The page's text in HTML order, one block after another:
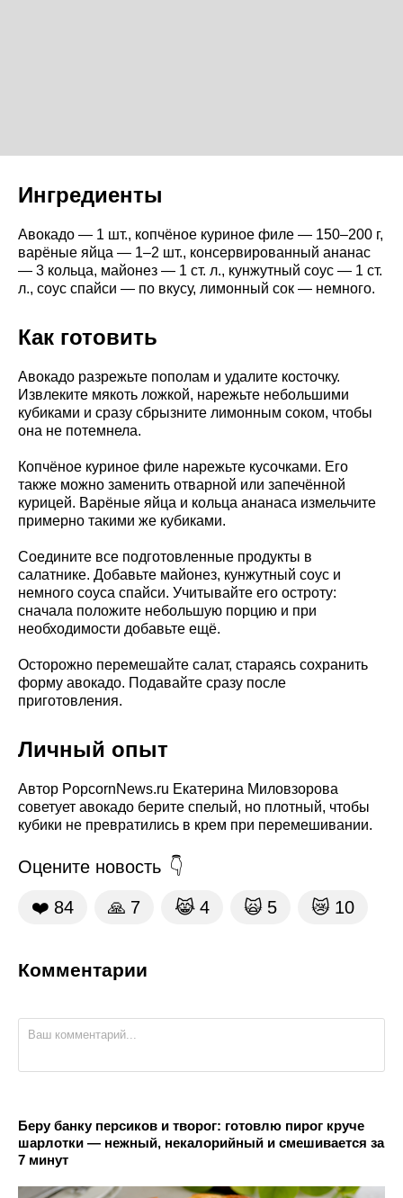
Ингредиенты
Авокадо — 1 шт., копчёное куриное филе — 150–200 г,
варёные яйца — 1–2 шт., консервированный ананас
— 3 кольца, майонез — 1 ст. л., кунжутный соус — 1 ст.
л., соус спайси — по вкусу, лимонный сок — немного.
Как готовить
Авокадо разрежьте пополам и удалите косточку.
Извлеките мякоть ложкой, нарежьте небольшими
кубиками и сразу сбрызните лимонным соком, чтобы
она не потемнела.
Копчёное куриное филе нарежьте кусочками. Его
также можно заменить отварной или запечённой
курицей. Варёные яйца и кольца ананаса измельчите
примерно такими же кубиками.
Соедините все подготовленные продукты в
салатнике. Добавьте майонез, кунжутный соус и
немного соуса спайси. Учитывайте его остроту:
сначала положите небольшую порцию и при
необходимости добавьте ещё.
Осторожно перемешайте салат, стараясь сохранить
форму авокадо. Подавайте сразу после
приготовления.
Личный опыт
Автор PopcornNews.ru Екатерина Миловзорова
советует авокадо берите спелый, но плотный, чтобы
кубики не превратились в крем при перемешивании.
Оцените новость
❤️ 84 🙏 7 😹 4 🙀 5 😿 10
Комментарии
Беру банку персиков и творог: готовлю пирог круче
шарлотки — нежный, некалорийный и смешивается за
7 минут